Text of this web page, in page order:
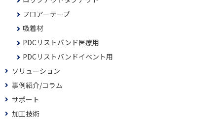
フロアーテープ
吸着材
PDCリストバンド医療用
PDCリストバンドイベント用
ソリューション
事例紹介/コラム
サポート
加工技術